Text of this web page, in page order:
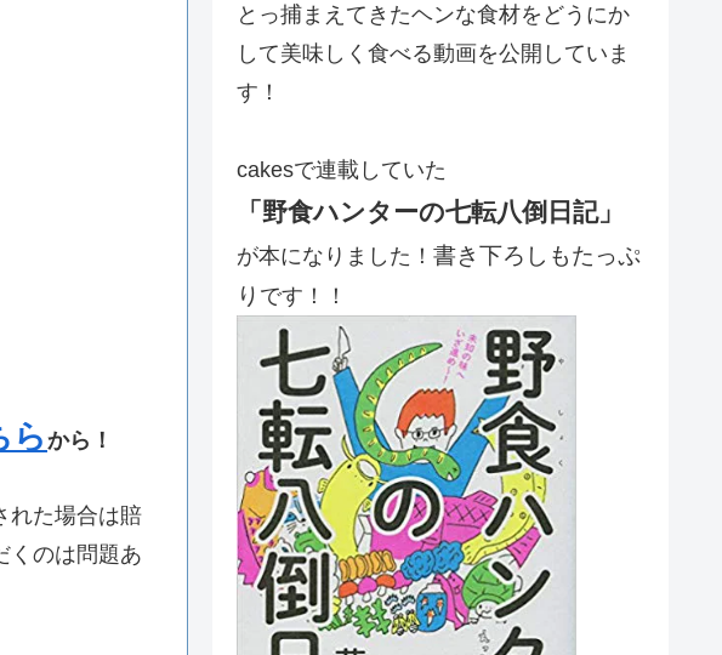
らから！
れた場合は賠
くのは問題あ
とっ捕まえてきたヘンな食材をどうにか
して美味しく食べる動画を公開していま
す！
cakesで連載していた
「野食ハンターの七転八倒日記」
が本になりました！ 書き下ろしもたっぷ
り です！！